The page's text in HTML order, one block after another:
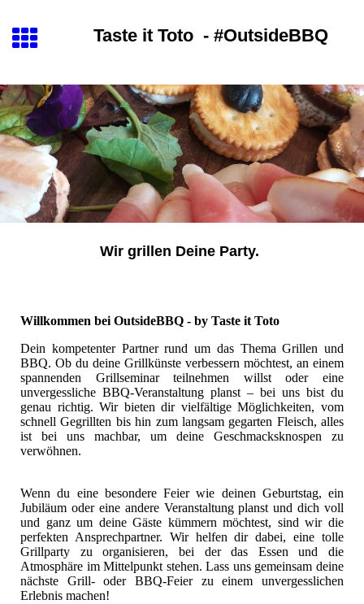
Taste it Toto - #OutsideBBQ
Wir grillen Deine Party.
Willkommen bei OutsideBBQ - by Taste it Toto
Dein kompetenter Partner rund um das Thema Grillen und
BBQ. Ob du deine Grillkünste verbessern möchtest, an einem
spannenden Grillseminar teilnehmen willst oder eine
unvergessliche BBQ-Veranstaltung planst – bei uns bist du
genau richtig. Wir bieten dir vielfältige Möglichkeiten, vom
schnell Gegrillten bis hin zum langsam gegarten Fleisch, alles
ist bei uns machbar, um deine Geschmacksknospen zu
verwöhnen.
Wenn du eine besondere Feier wie deinen Geburtstag, ein
Jubiläum oder eine andere Veranstaltung planst und dich voll
und ganz um deine Gäste kümmern möchtest, sind wir die
perfekten Ansprechpartner. Wir helfen dir dabei, eine tolle
Grillparty zu organisieren, bei der das Essen und die
Atmosphäre im Mittelpunkt stehen. Lass uns gemeinsam deine
nächste Grill- oder BBQ-Feier zu einem unvergesslichen
Erlebnis machen!